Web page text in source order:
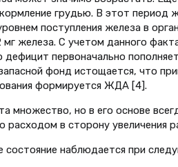
грудью. В этот период
поступления железа в
железа. С учетом данного
дефицит первоначально
фонд истощается, что
формируется ЖДА [4].
множество, но в его основе
расходом в сторону увеличения
состояние наблюдается при